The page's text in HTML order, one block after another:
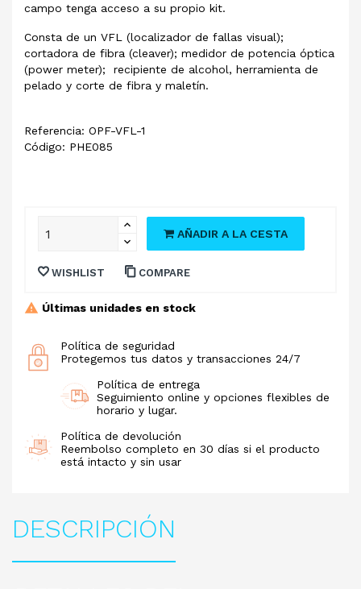
campo tenga acceso a su propio kit.
Consta de un VFL (localizador de fallas visual);
cortadora de fibra (cleaver); medidor de potencia óptica
(power meter); recipiente de alcohol, herramienta de
pelado y corte de fibra y maletín.
Referencia: OPF-VFL-1
Código: PHE085
AÑADIR A LA CESTA
WISHLIST COMPARE
Últimas unidades en stock
Política de seguridad
Protegemos tus datos y transacciones 24/7
Política de entrega
Seguimiento online y opciones flexibles de
horario y lugar.
Política de devolución
Reembolso completo en 30 días si el producto
está intacto y sin usar
DESCRIPCIÓN